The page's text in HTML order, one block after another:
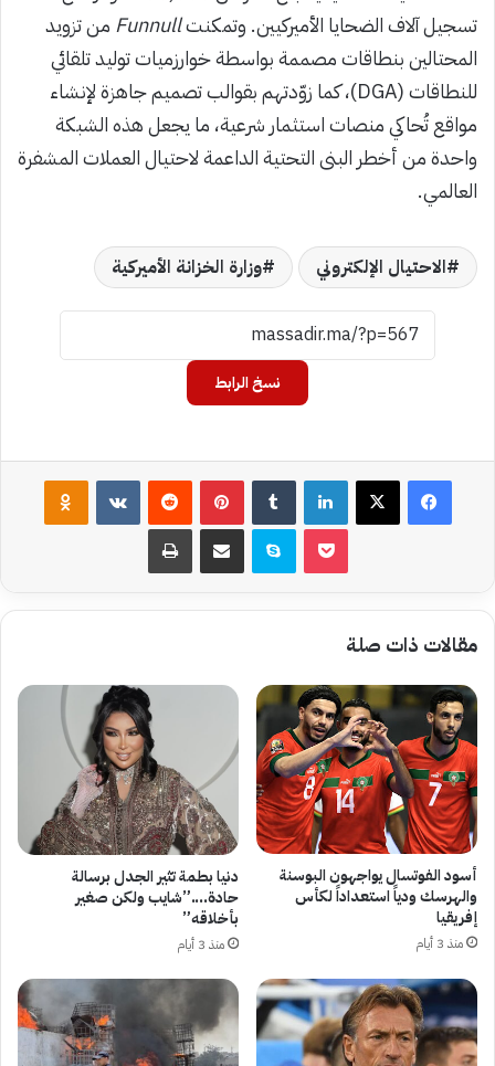
تسجيل آلاف الضحايا الأميركيين. وتمكنتFunnull من تزويد
المحتالين بنطاقات مصممة بواسطة خوارزميات توليد تلقائي
للنطاقات (DGA)، كما زوّدتهم بقوالب تصميم جاهزة لإنشاء
مواقع تُحاكي منصات استثمار شرعية، ما يجعل هذه الشبكة
واحدة من أخطر البنى التحتية الداعمة لاحتيال العملات المشفرة
العالمي.
الاحتيال الإلكتروني وزارة الخزانة الأميركية
نسخ الرابط
فيسبوك‫X لينكدإن ‏Tumblr بينتيريست
‏Reddit
‏VKontakte
‫Pocket سكايب مشاركة عبر البريد طباعة
مقالات ذات صلة
أسود الفوتسال يواجهون البوسنة
والهرسك ودياً استعداداً لكأس
إفريقيا
منذ 3 أيام
دنيا بطمة تثير الجدل برسالة
حادة….”شايب ولكن صغير
بأخلاقه”
منذ 3 أيام